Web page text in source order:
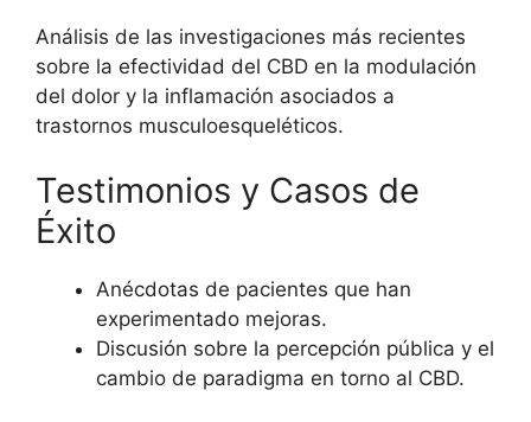
Análisis de las investigaciones más recientes
sobre la efectividad del CBD en la modulación
del dolor y la inflamación asociados a
trastornos musculoesqueléticos.
Testimonios y Casos de
Éxito
Anécdotas de pacientes que han
experimentado mejoras.
Discusión sobre la percepción pública y el
cambio de paradigma en torno al CBD.